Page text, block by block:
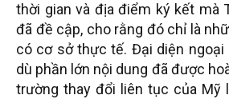
thời gian và địa điểm ký kết mà
đã đề cập, cho rằng đó chỉ là
có cơ sở thực tế. Đại diện ngoại
dù phần lớn nội dung đã được
trường thay đổi liên tục của Mỹ